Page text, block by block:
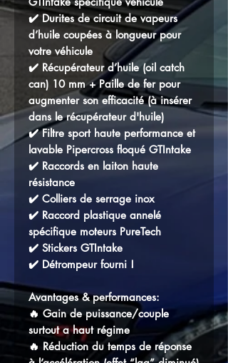
✔️ Durites de circuit de vapeurs
d’huile coupées à longueur pour
votre véhicule
✔️ Récupérateur d’huile (oil catch
can) 10 mm + Paille de fer pour
augmenter son efficacité (à insérer
dans le récupérateur d'huile)
✔️ Filtre sport haute performance et
lavable Pipercross floqué GTIntake
✔️ Raccords en laiton haute
résistance
✔️ Colliers de serrage inox
✔️ Raccord plastique annelé
spécifique moteurs PureTech
✔️ Stickers GTIntake
✔️ Détrompeur fourni !
Avantages & performances:
🔥 Gain de puissance/couple
surtout a haut régime
🔥 Réduction du temps de réponse